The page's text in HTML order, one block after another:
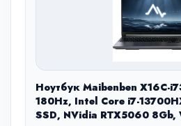
Ноутбук Maibenben X16C-
180Hz, Intel Core i7-
SSD, NVidia RTX5060 8Gb,